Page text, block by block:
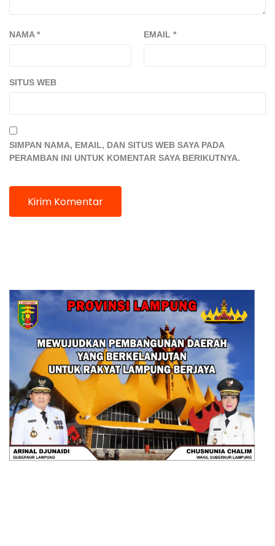
NAMA* EMAIL *
SITUS WEB
SIMPAN NAMA, EMAIL, DAN SITUS WEB SAYA PADA
PERAMBAN INI UNTUK KOMENTAR SAYA BERIKUTNYA.